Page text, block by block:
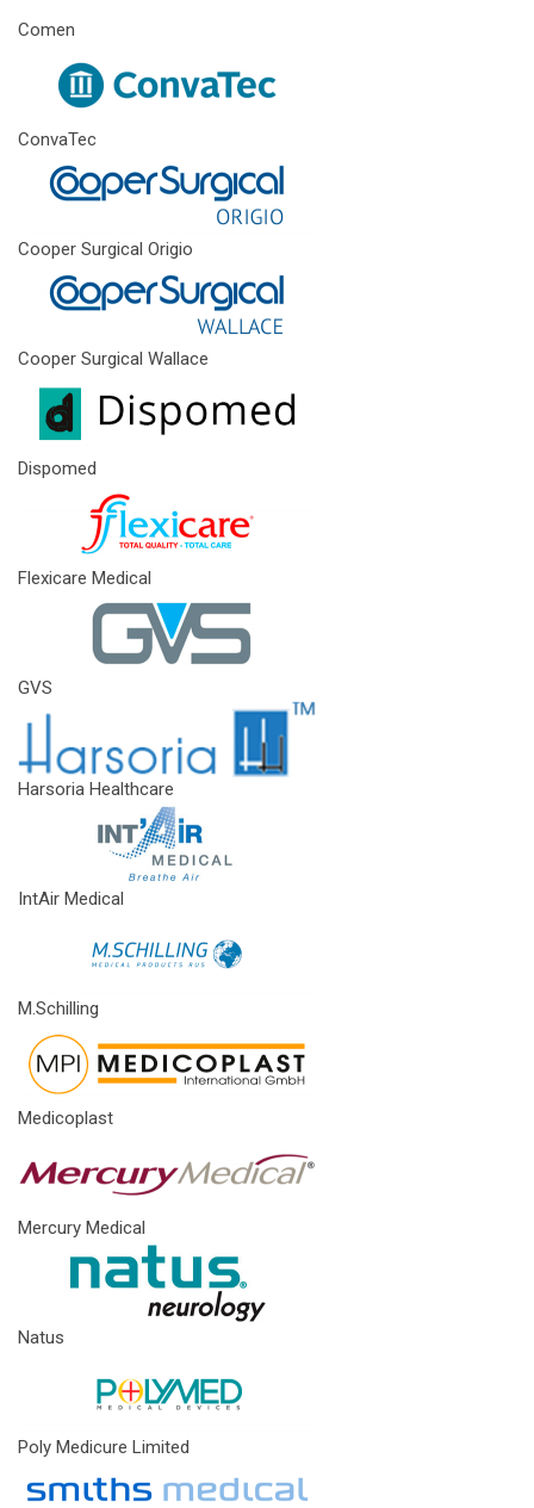
Comen
ConvaTec
Cooper Surgical Origio
Cooper Surgical Wallace
Dispomed
Flexicare Medical
GVS
Harsoria Healthcare
IntAir Medical
M.Schilling
Medicoplast
Mercury Medical
Natus
Poly Medicure Limited